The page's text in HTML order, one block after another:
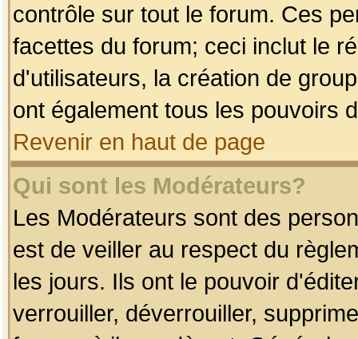
contrôle sur tout le forum. Ces
facettes du forum; ceci inclut le
d'utilisateurs, la création de
ont également tous les pouvoirs
Revenir en haut de page
Qui sont les Modérateurs?
Les Modérateurs sont des
est de veiller au respect du
les jours. Ils ont le pouvoir
verrouiller, déverrouiller,